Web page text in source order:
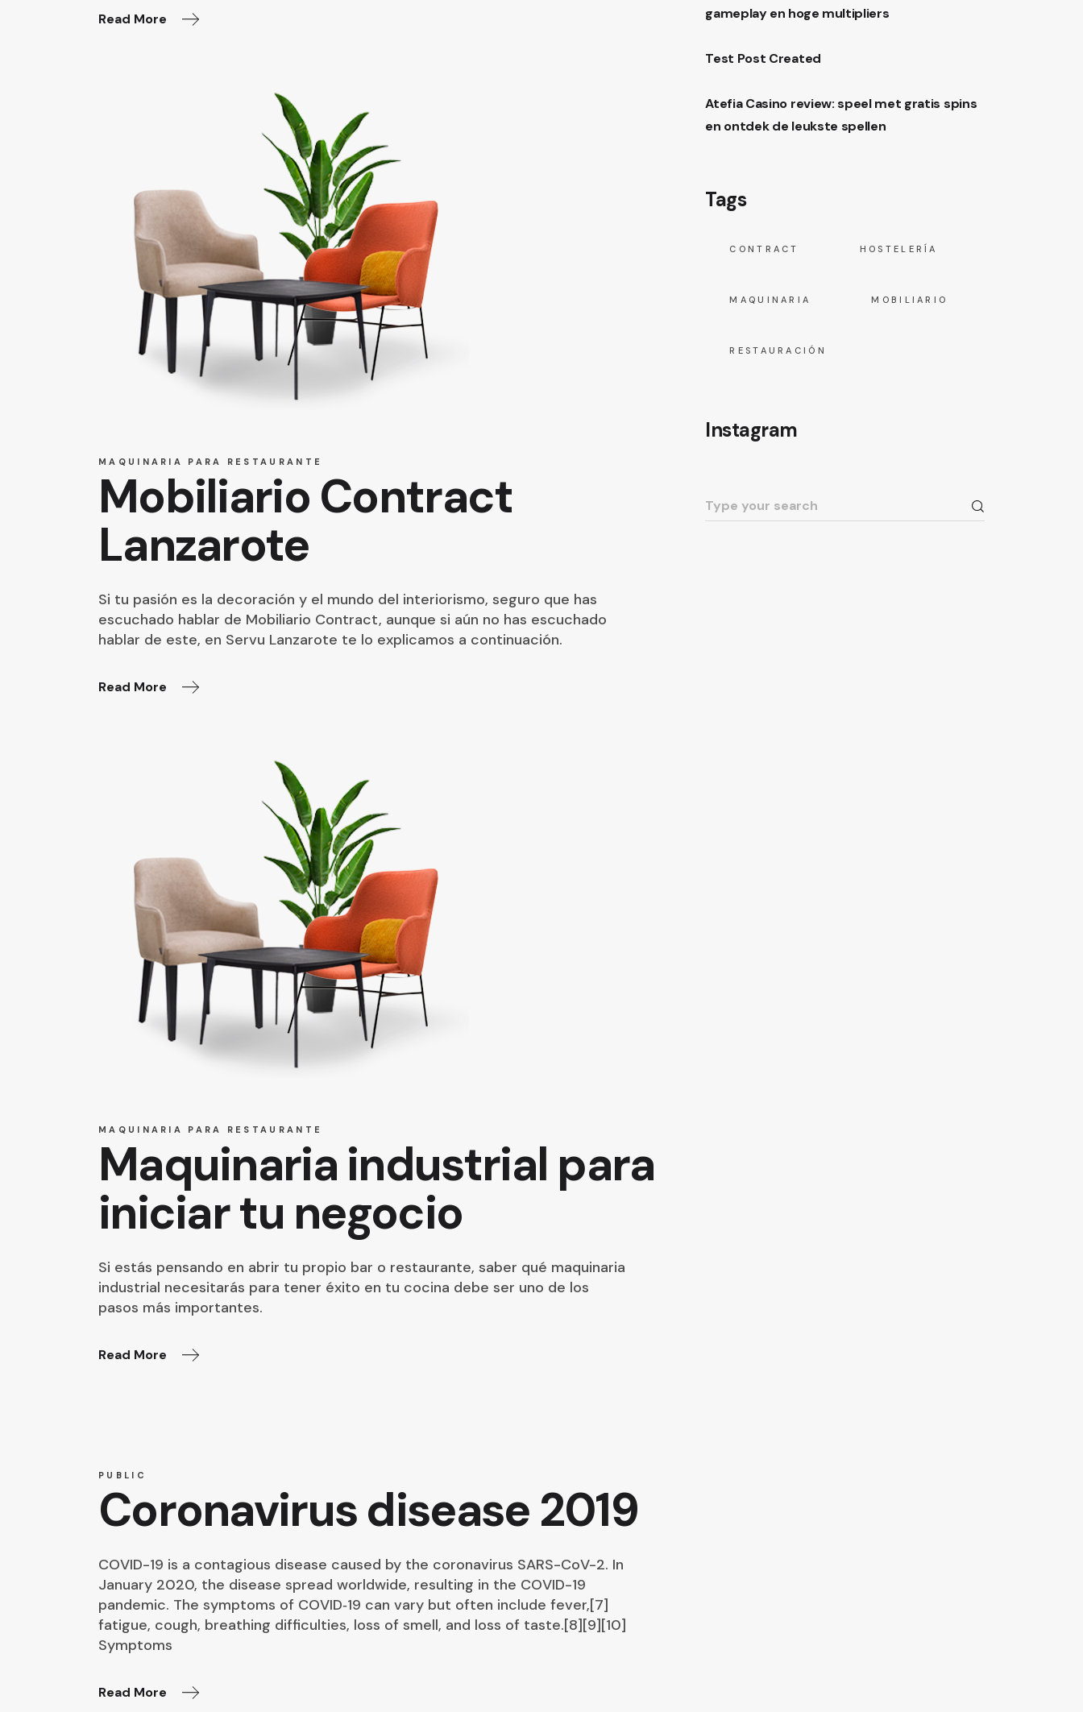
Read More
MAQUINARIA PARA RESTAURANTE
Mobiliario Contract
Lanzarote
Si tu pasión es la decoración y el mundo del interiorismo, seguro que has
escuchado hablar de Mobiliario Contract, aunque si aún no has escuchado
hablar de este, en Servu Lanzarote te lo explicamos a continuación.
Read More
MAQUINARIA PARA RESTAURANTE
Maquinaria industrial para
iniciar tu negocio
Si estás pensando en abrir tu propio bar o restaurante, saber qué maquinaria
industrial necesitarás para tener éxito en tu cocina debe ser uno de los
pasos más importantes.
Read More
PUBLIC
Coronavirus disease 2019
COVID-19 is a contagious disease caused by the coronavirus SARS-CoV-2. In
January 2020, the disease spread worldwide, resulting in the COVID-19
pandemic. The symptoms of COVID‑19 can vary but often include fever,[7]
fatigue, cough, breathing difficulties, loss of smell, and loss of taste.[8][9][10]
Symptoms
Read More
gameplay en hoge multipliers
Test Post Created
Atefia Casino review: speel met gratis spins
en ontdek de leukste spellen
Tags
CONTRACT HOSTELERÍA
MAQUINARIA MOBILIARIO
RESTAURACIÓN
Instagram